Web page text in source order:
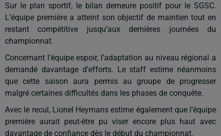
Sur le plan sportif, le bilan demeure positif pour le SGSC.
L’équipe première a atteint son objectif de maintien tout en
restant compétitive jusqu’aux dernières journées du
championnat.
Concernant l’équipe espoir, l’adaptation au niveau régional a
demandé davantage d’efforts. Le staff estime néanmoins
que cette saison aura permis au groupe de progresser
malgré certaines difficultés dans les phases de conquête.
Avec le recul, Lionel Heymans estime également que l’équipe
première aurait peut-être pu viser encore plus haut avec
davantage de confiance dès le début du championnat.